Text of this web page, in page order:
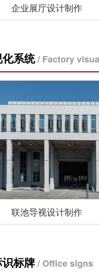
企业展厅设计制作
系统/ Factory
联池导视设计制作
标牌/ Office signs